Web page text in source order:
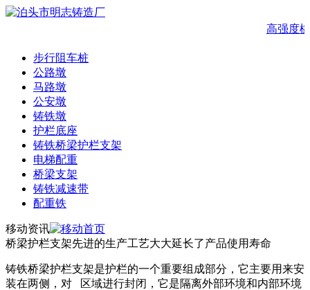
高强度
步行阻车桩
公路墩
马路墩
公安墩
铸铁墩
护栏底座
铸铁桥梁护栏支架
电梯配重
桥梁支架
铸铁减速带
配重铁
移动资讯
桥梁护栏支架先进的生产工艺大大延长了产品使用寿命
铸铁桥梁护栏支架是护栏的一个重要组成部分，它主要用来安
装在两侧，对 区域进行封闭，它是隔离外部环境和内部环境